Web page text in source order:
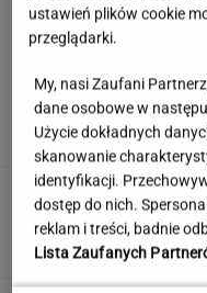
świata.
ustawień plików cookie
przeglądarki.
My, nasi Zaufani
dane osobowe w
Użycie dokładnych
skanowanie
identyfikacji.
dostęp do nich.
reklam i treści, badnie
Lista Zaufanych